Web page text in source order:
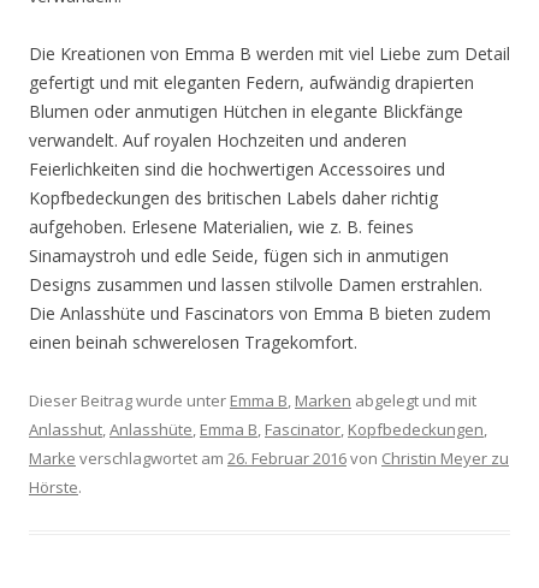
Die Kreationen von Emma B werden mit viel Liebe zum Detail
gefertigt und mit eleganten Federn, aufwändig drapierten
Blumen oder anmutigen Hütchen in elegante Blickfänge
verwandelt. Auf royalen Hochzeiten und anderen
Feierlichkeiten sind die hochwertigen Accessoires und
Kopfbedeckungen des britischen Labels daher richtig
aufgehoben. Erlesene Materialien, wie z. B. feines
Sinamaystroh und edle Seide, fügen sich in anmutigen
Designs zusammen und lassen stilvolle Damen erstrahlen.
Die Anlasshüte und Fascinators von Emma B bieten zudem
einen beinah schwerelosen Tragekomfort.
Dieser Beitrag wurde unter Emma B, Marken abgelegt und mit
Anlasshut,Anlasshüte, Emma B, Fascinator, Kopfbedeckungen,
Marke verschlagwortet am 26. Februar 2016von Christin Meyer zu
Hörste.